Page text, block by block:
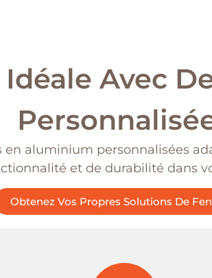
Avec
aluminium personnalisées
et de durabilité dans
Obtenez Vos Propres Solutions De